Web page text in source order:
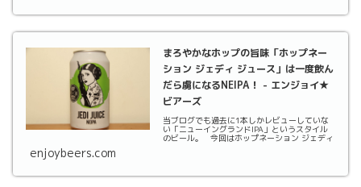
まろやかなホップの旨味「ホップネー
ション ジェディ ジュース」は一度飲ん
だら虜になるNEIPA！ - エンジョイ★
ビアーズ
当ブログでも過去に1本しかレビューしていな
い「ニューイングランドIPA」というスタイル
のビール。 今回はホップネーション ジェディ
enjoybeers.com